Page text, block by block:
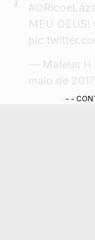
MEU DEUS!
— Mateus H.
maio de 2017
- -